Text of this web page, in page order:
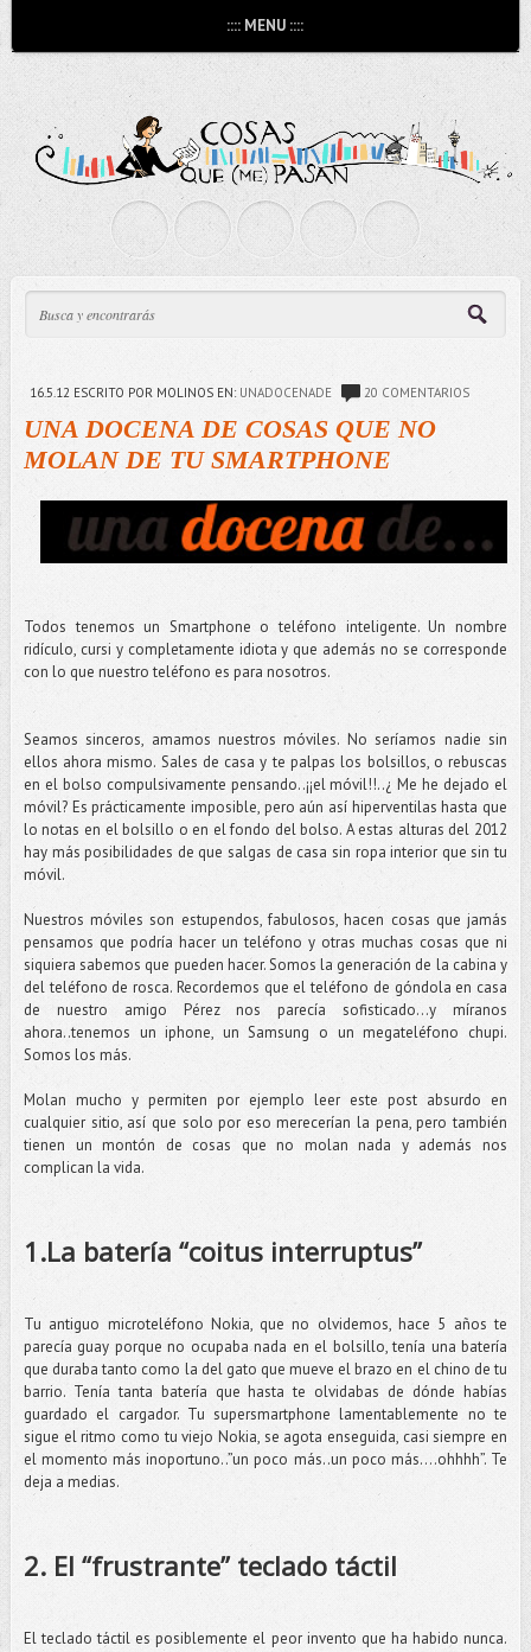
:::: MENU ::::
16.5.12 ESCRITO POR MOLINOS EN: UNADOCENADE 20 COMENTARIOS
UNA DOCENA DE COSAS QUE NO
MOLAN DE TU SMARTPHONE
Todos tenemos un Smartphone o teléfono inteligente. Un nombre
ridículo, cursi y completamente idiota y que además no se corresponde
con lo que nuestro teléfono es para nosotros.
Seamos sinceros, amamos nuestros móviles. No seríamos nadie sin
ellos ahora mismo. Sales de casa y te palpas los bolsillos, o rebuscas
en el bolso compulsivamente pensando..¡¡el móvil!!..¿ Me he dejado el
móvil? Es prácticamente imposible, pero aún así hiperventilas hasta que
lo notas en el bolsillo o en el fondo del bolso. A estas alturas del 2012
hay más posibilidades de que salgas de casa sin ropa interior que sin tu
móvil.
Nuestros móviles son estupendos, fabulosos, hacen cosas que jamás
pensamos que podría hacer un teléfono y otras muchas cosas que ni
siquiera sabemos que pueden hacer. Somos la generación de la cabina y
del teléfono de rosca. Recordemos que el teléfono de góndola en casa
de nuestro amigo Pérez nos parecía sofisticado…y míranos
ahora..tenemos un iphone, un Samsung o un megateléfono chupi.
Somos los más.
Molan mucho y permiten por ejemplo leer este post absurdo en
cualquier sitio, así que solo por eso merecerían la pena, pero también
tienen un montón de cosas que no molan nada y además nos
complican la vida.
1.La batería “coitus interruptus”
Tu antiguo microteléfono Nokia, que no olvidemos, hace 5 años te
parecía guay porque no ocupaba nada en el bolsillo, tenía una batería
que duraba tanto como la del gato que mueve el brazo en el chino de tu
barrio. Tenía tanta batería que hasta te olvidabas de dónde habías
guardado el cargador. Tu supersmartphone lamentablemente no te
sigue el ritmo como tu viejo Nokia, se agota enseguida, casi siempre en
el momento más inoportuno..”un poco más..un poco más….ohhhh”. Te
deja a medias.
2. El “frustrante” teclado táctil
El teclado táctil es posiblemente el peor invento que ha habido nunca.